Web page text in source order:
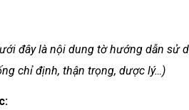
đây là nội dung tờ hướng dẫn sử
chỉ định, thận trọng, dược lý…)